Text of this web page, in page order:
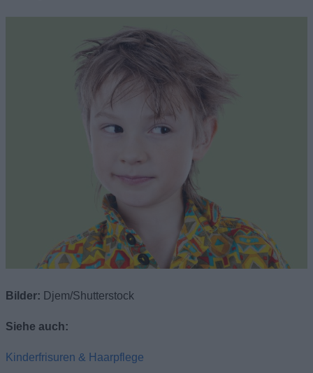
Bilder: Djem/Shutterstock
Siehe auch:
Kinderfrisuren & Haarpflege